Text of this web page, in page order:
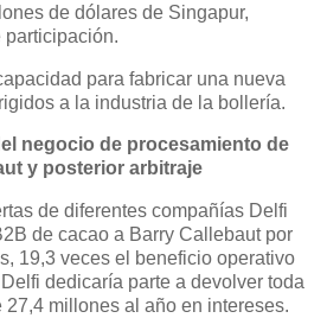
de dólares de Singapur,
participación.
para fabricar una nueva
a la industria de la bollería.
negocio de procesamiento de
y posterior arbitraje
de diferentes compañías Delfi
de cacao a Barry Callebaut por
19,3 veces el beneficio operativo
dedicaría parte a devolver toda
millones al año en intereses.